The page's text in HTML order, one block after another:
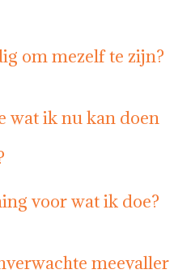
om mezelf te zijn?
wat ik nu kan doen
voor wat ik doe?
meevaller